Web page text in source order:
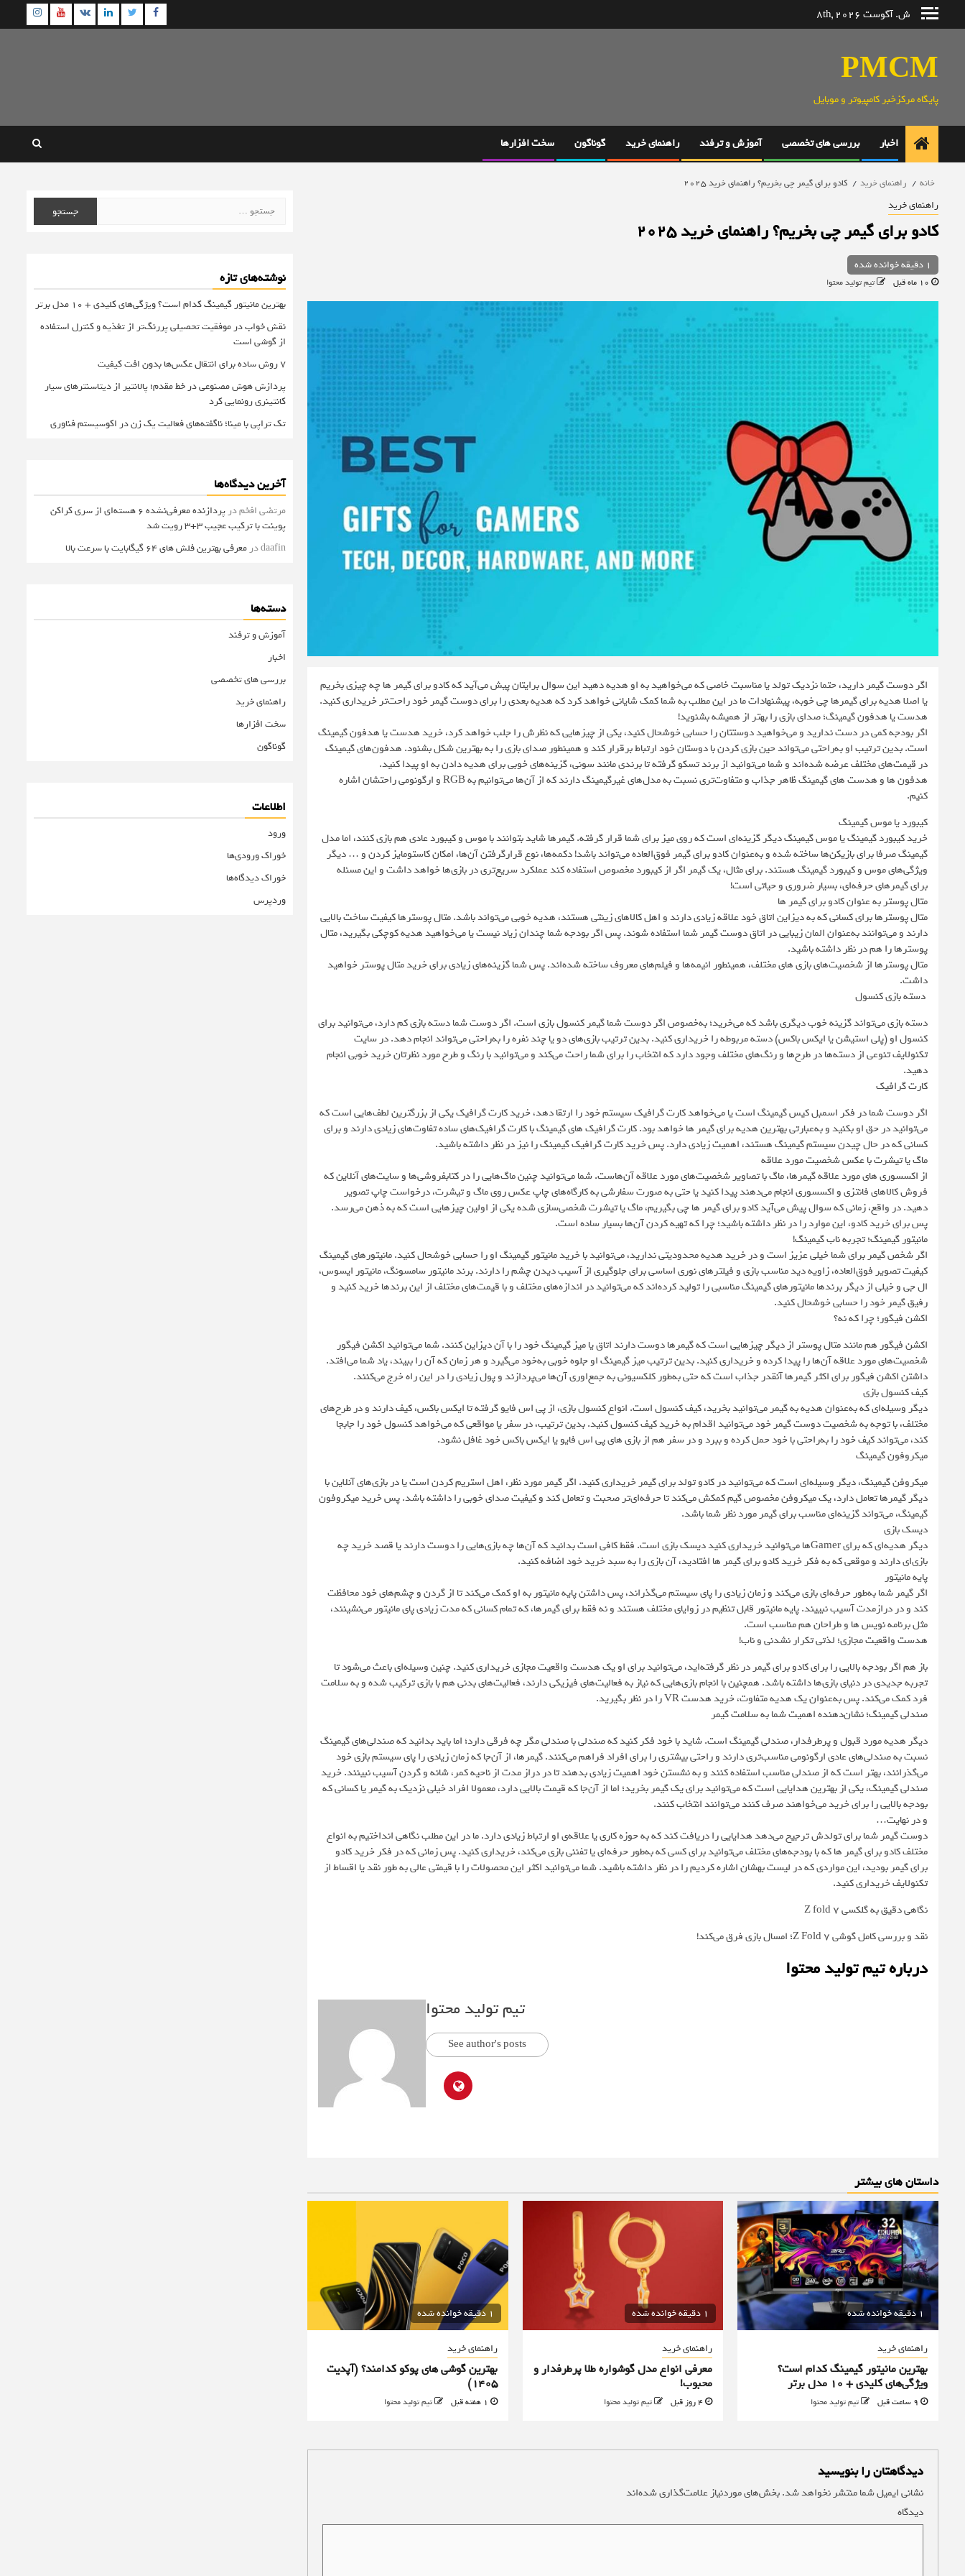
ش. آگوست 8th, 2026 Facebook
Twitter
Linkedin
VK
PMCM
پایگاه مرکزخبر کامپیوتر و موبایل
اخبار بررسی های تخصصی آموزش و ترفند راهنمای خرید گوناگون سخت افزارها
خانه راهنمای خرید کادو برای گیمر چی بخریم؟ راهنمای خرید ۲۰۲۵
راهنمای خرید
کادو برای گیمر چی بخریم؟ راهنمای خرید ۲۰۲۵
1 دقیقه خوانده شده
تیم تولید محتوا
اگر دوست گیمر دارید، حتما نزدیک تولد یا مناسبت خاصی که می‌خواهید به او هدیه دهید این سوال برایتان پیش می‌آید که کادو برای گیمر ها چه چیزی بخریم
یا اصلا هدیه برای گیمرها چی خوبه، پیشنهادات ما در این مطلب به شما کمک شایانی خواهد کرد که هدیه بعدی را برای دوست گیمر خود راحت‌تر خریداری کنید.
هدست یا هدفون گیمینگ؛ صدای بازی را بهتر از همیشه بشنوید!
اگر بودجه کمی در دست ندارید و می‌خواهید دوستتان را حسابی خوشحال کنید، یکی از چیزهایی که نظرش را جلب خواهد کرد، خرید هدست یا هدفون گیمینگ
است. بدین ترتیب او به‌راحتی می‌تواند حین بازی کردن با دوستان خود ارتباط برقرار کند و همینطور صدای بازی را به بهترین شکل بشنود. هدفون‌های گیمینگ
در قیمت‌های مختلف عرضه شده‌اند و شما می‌توانید از برند تسکو گرفته تا برندی مانند سونی، گزینه‌های خوبی برای هدیه دادن به او پیدا کنید.
هدفون ها و هدست های گیمینگ ظاهر جذاب و متفاوت‌تری نسبت به مدل‌های غیرگیمینگ دارند که از آن‌ها می‌توانیم به RGB و ارگونومی راحتشان اشاره
کنیم.
کیبورد یا موس گیمینگ
خرید کیبورد گیمینگ یا موس گیمینگ دیگر گزینه‌ای است که روی میز برای شما قرار گرفته. گیمرها شاید بتوانند با موس و کیبورد عادی هم بازی کنند، اما مدل
گیمینگ صرفا برای بازیکن‌ها ساخته شده و به‌عنوان کادو برای گیمر فوق‌العاده می‌تواند باشد! دکمه‌ها، نوع قرارگرفتن آن‌ها، امکان کاستومایز کردن و … دیگر
ویژگی‌های موس و کیبورد گیمینگ هستند. برای مثال، یک گیمر اگر از کیبورد مخصوص استفاده کند عملکرد سریع‌تری در بازی‌ها خواهد داشت و این مسئله
برای گیمرهای حرفه‌ای، بسیار ضروری و حیاتی است!
متال پوستر به عنوان کادو برای گیمر ها
متال پوسترها برای کسانی که به دیزاین اتاق خود علاقه زیادی دارند و اهل کالاهای زینتی هستند، هدیه خوبی می‌تواند باشد. متال پوسترها کیفیت ساخت بالایی
دارند و می‌توانند به‌عنوان المان زیبایی در اتاق دوست گیمر شما استفاده شوند. پس اگر بودجه شما چندان زیاد نیست یا می‌خواهید هدیه کوچکی بگیرید، متال
پوسترها را هم در نظر داشته باشید.
متال پوسترها از شخصیت‌های بازی های مختلف، همینطور انیمه‌ها و فیلم‌های معروف ساخته شده‌اند. پس شما گزینه‌های زیادی برای خرید متال پوستر خواهید
داشت.
دسته بازی کنسول
دسته بازی می‌تواند گزینه خوب دیگری باشد که می‌خرید؛ به‌خصوص اگر دوست شما گیمر کنسول بازی است. اگر دوست شما دسته بازی کم دارد، می‌توانید برای
کنسول او (پلی استیشن یا ایکس باکس) دسته مربوطه را خریداری کنید. بدین ترتیب بازی‌های دو یا چند نفره را به‌راحتی می‌تواند انجام دهد. در سایت
تکنولایف تنوعی از دسته‌ها در طرح‌ها و رنگ‌های مختلف وجود دارد که انتخاب را برای شما راحت می‌کند و می‌توانید با رنگ و طرح مورد نظرتان خرید خوبی انجام
دهید.
کارت گرافیک
اگر دوست شما در فکر اسمبل کیس گیمینگ است یا می‌خواهد کارت گرافیک سیستم خود را ارتقا دهد، خرید کارت گرافیک یکی از بزرگترین لطف‌هایی است که
می‌توانید در حق او بکنید و به‌عبارتی بهترین هدیه برای گیمر ها خواهد بود. کارت گرافیک های گیمینگ با کارت گرافیک‌های ساده تفاوت‌های زیادی دارند و برای
کسانی که در حال چیدن سیستم گیمینگ هستند، اهمیت زیادی دارد. پس خرید کارت گرافیک گیمینگ را نیز در نظر داشته باشید.
ماگ یا تیشرت با عکس شخصیت‌ مورد علاقه
از اکسسوری های مورد علاقه گیمرها، ماگ با تصاویر شخصیت‌های مورد علاقه آن‌هاست. شما می‌توانید چنین ماگ‌هایی را در کتابفروشی‌ها و سایت‌های آنلاین که
فروش کالاهای فانتزی و اکسسوری انجام می‌دهند پیدا کنید یا حتی به صورت سفارشی به کارگاه‌های چاپ عکس روی ماگ و تیشرت، درخواست چاپ تصویر
دهید. در واقع، زمانی که سوال پیش می‌آید کادو برای گیمر ها چی بگیریم، ماگ یا تیشرت شخصی‌سازی شده یکی از اولین چیزهایی است که به ذهن می‌رسد.
پس برای خرید کادو، این موارد را در نظر داشته باشید؛ چرا که تهیه کردن آن‌ها بسیار ساده است.
مانیتور گیمینگ؛ تجربه ناب گیمینگ!
اگر شخص گیمر برای شما خیلی عزیز است و در خرید هدیه محدودیتی ندارید، می‌توانید با خرید مانیتور گیمینگ او را حسابی خوشحال کنید. مانیتورهای گیمینگ
کیفیت تصویر فوق‌العاده، زاویه دید مناسب بازی و فیلترهای نوری اساسی برای جلوگیری از آسیب دیدن چشم را دارند. برند مانیتور سامسونگ، مانیتور ایسوس،
ال جی و خیلی از دیگر برندها مانیتورهای گیمینگ مناسبی را تولید کرده‌اند که می‌توانید در اندازه‌های مختلف و با قیمت‌های مختلف از این برندها خرید کنید و
رفیق گیمر خود را حسابی خوشحال کنید.
اکشن فیگور؛ چرا که نه؟
اکشن فیگور هم مانند متال پوستر از دیگر چیزهایی است که گیمرها دوست دارند اتاق یا میز گیمینگ خود را با آن دیزاین کنند. شما می‌توانید اکشن فیگور
شخصیت‌های مورد علاقه آن‌ها را پیدا کرده و خریداری کنید. بدین ترتیب میز گیمینگ او جلوه خوبی به‌خود می‌گیرد و هر زمان که آن را ببیند، یاد شما می‌افتد.
داشتن اکشن فیگور برای اکثر گیمرها آنقدر جذاب است که حتی به‌طور کلکسیونی به جمع‌اوری آن‌ها می‌پردازند و پول زیادی را در این راه خرج می‌کنند.
کیف کنسول بازی
دیگر وسیله‌ای که به‌عنوان هدیه به گیمر می‌توانید بخرید، کیف کنسول است. انواع کنسول بازی، از پی اس فایو گرفته تا ایکس باکس، کیف دارند و در طرح‌های
مختلف، با توجه به شخصیت دوست گیمر خود می‌توانید اقدام به خرید کیف کنسول کنید. بدین ترتیب، در سفر یا مواقعی که می‌خواهد کنسول خود را جابجا
کند، می‌تواند کیف خود را به‌راحتی با خود حمل کرده و ببرد و در سفر هم از بازی های پی اس فایو یا ایکس باکس خود غافل نشود.
میکروفون گیمینگ
میکروفن گیمینگ، دیگر وسیله‌ای است که می‌توانید در کادو تولد برای گیمر خریداری کنید. اگر گیمر مورد نظر، اهل استریم کردن است یا در بازی‌های آنلاین با
دیگر گیمرها تعامل دارد، یک میکروفن مخصوص گیم کمکش می‌کند تا حرفه‌ای‌تر صحبت و تعامل کند و کیفیت صدای خوبی را داشته باشد. پس خرید میکروفون
گیمینگ، می‌تواند گزینه‌ای مناسب برای گیمر مورد نظر شما باشد.
دیسک بازی
دیگر هدیه‌ای که برای Gamerها می‌توانید خریداری کنید دیسک بازی است. فقط کافی است بدانید که آن‌ها چه بازی‌هایی را دوست دارند یا قصد خرید چه
بازی‌ای دارند و موقعی که به فکر خرید کادو برای گیمر ها افتادید، آن بازی را به سبد خرید خود اضافه کنید.
پایه مانیتور
اگر گیمر شما به‌طور حرفه‌ای بازی می‌کند و زمان زیادی را پای سیستم می‌گذراند، پس داشتن پایه مانیتور به او کمک می‌کند تا از گردن و چشم‌های خود محافظت
کند و در درازمدت آسیب نبییند. پایه‌ مانیتور قابل تنظیم در زوایای مختلف هستند و نه فقط برای گیمرها، که تمام کسانی که مدت زیادی پای مانیتور می‌نشینند،
مثل برنامه نویس ها و طراحان هم مناسب است.
هدست واقعیت مجازی؛ لذتی تکرار نشدنی و ناب!
باز هم اگر بودجه بالایی را برای کادو برای گیمر در نظر گرفته‌اید، می‌توانید برای او یک هدست واقعیت مجازی خریداری کنید. چنین وسیله‌ای باعث می‌شود تا
تجربه جدیدی در دنیای بازی‌ها داشته باشد. همچنین با انجام بازی‌هایی که نیاز به فعالیت‌های فیزیکی دارند، فعالیت‌های بدنی هم با بازی ترکیب شده و به سلامت
فرد کمک می‌کند. پس به‌عنوان یک هدیه متفاوت، خرید هدست VR را در نظر بگیرید.
صندلی گیمینگ؛ نشان‌دهنده اهمیت شما به سلامت گیمر
دیگر هدیه مورد قبول و پرطرفدار، صندلی گیمینگ است. شاید با خود فکر کنید که صندلی با صندلی مگر چه فرقی دارد؛ اما باید بدانید که صندلی‌های گیمینگ
نسبت به صندلی‌های عادی ارگونومی مناسب‌تری دارند و راحتی بیشتری را برای افراد فراهم می‌کنند. گیمرها، از آن‌جا که زمان زیادی را پای سیستم بازی خود
می‌گذرانند، بهتر است که از صندلی مناسب استفاده کنند و به نشستن خود اهمیت زیادی بدهند تا در دراز مدت از ناحیه کمر، شانه و گردن آسیب نبینند. خرید
صندلی گیمینگ، یکی از بهترین هدایایی است که می‌توانید برای یک گیمر بخرید؛ اما از آن‌جا که قیمت بالایی دارد، معمولا افراد خیلی نزدیک به گیمر یا کسانی که
بودجه بالایی را برای خرید می‌خواهند صرف کنند می‌توانند انتخاب کنند.
و در نهایت…
دوست گیمر شما برای تولدش ترجیح می‌دهد هدایایی را دریافت کند که به حوزه کاری یا علاقه‌ی او ارتباط زیادی دارد. ما در این مطلب نگاهی انداختیم به انواع
مختلف کادو برای گیمر ها که با بودجه‌های مختلف می‌توانید برای کسی که به‌طور حرفه‌ای یا تفننی بازی می‌کند، خریداری کنید. پس زمانی که در فکر خرید کادو
برای گیمر بودید، این مواردی که در لیست بهشان اشاره کردیم را در نظر داشته باشید. شما می‌توانید اکثر این محصولات را با قیمتی عالی به طور نقد یا اقساط از
تکنولایف خریداری کنید.
نگاهی دقیق به گلکسی Z fold 7
نقد و بررسی کامل گوشی Z Fold 7؛ امسال بازی فرق می‌کند!
درباره تیم تولید محتوا
تیم تولید محتوا
See author's posts
داستان های بیشتر
1 دقیقه خوانده شده
راهنمای خرید
بهترین مانیتور گیمینگ کدام است؟
ویژگی‌های کلیدی + 10 مدل برتر
تیم تولید محتوا
1 دقیقه خوانده شده
راهنمای خرید
معرفی انواع مدل گوشواره طلا پرطرفدار و
محبوب!
4 روز قبل تیم تولید محتوا
1 دقیقه خوانده شده
راهنمای خرید
بهترین گوشی های پوکو کدامند؟ (آپدیت
۱۴۰۵)
تیم تولید محتوا
دیدگاهتان را بنویسید
نشانی ایمیل شما منتشر نخواهد شد.بخش‌های موردنیاز علامت‌گذاری شده‌اند
دیدگاه
برای:
نوشته‌های تازه
بهترین مانیتور گیمینگ کدام است؟ ویژگی‌های کلیدی + 10 مدل برتر
نقش خواب در موفقیت تحصیلی پررنگ‌تر از تغذیه و کنترل استفاده
از گوشی است
۷ روش ساده برای انتقال عکس‌ها بدون افت کیفیت
پردازش هوش مصنوعی در خط مقدم؛ پالانتیر از دیتاسنترهای سیار
کانتینری رونمایی کرد
تک تراپی با مینا؛ ناگفته‌های فعالیت یک زن در اکوسیستم فناوری
آخرین دیدگاه‌ها
مرتضی افخمدر
پردازنده معرفی‌نشده 6 هسته‌ای از سری کراکن
پوینت با ترکیب عجیب 3+3 رویت شد
daafinدر معرفی بهترین فلش های 64 گیگابایت با سرعت بالا
دسته‌ها
آموزش و ترفند
اخبار
بررسی های تخصصی
راهنمای خرید
سخت افزارها
گوناگون
اطلاعات
ورود
خوراک ورودی‌ها
خوراک دیدگاه‌ها
وردپرس